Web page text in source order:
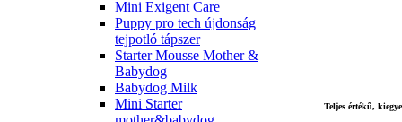
Mini Exigent Care
Puppy pro tech újdonság
tejpotló tápszer
Starter Mousse Mother &
Babydog
Babydog Milk
Mini Starter
Teljes értékű,